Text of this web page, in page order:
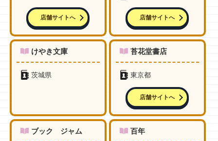
店舗サイトへ 店舗サイトへ
けやき文庫
茨城県
苔花堂書店
東京都
店舗サイトへ
ブック ジャム 百年